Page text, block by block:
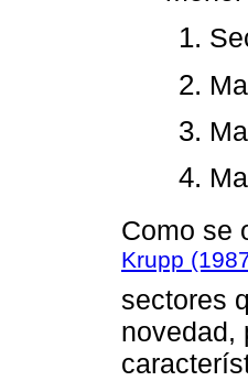
Como se
Krupp
sectores
novedad,